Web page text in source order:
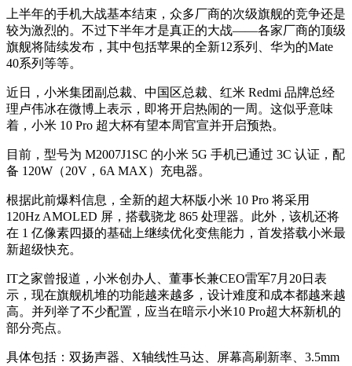
上半年的手机大战基本结束，众多厂商的次级旗舰的竞争还是
较为激烈的。不过下半年才是真正的大战——各家厂商的顶级
旗舰将陆续发布，其中包括苹果的全新12系列、华为的Mate
40系列等等。
近日，小米集团副总裁、中国区总裁、红米 Redmi 品牌总经
理卢伟冰在微博上表示，即将开启热闹的一周。这似乎意味
着，小米 10 Pro 超大杯有望本周官宣并开启预热。
目前，型号为 M2007J1SC 的小米 5G 手机已通过 3C 认证，配
备 120W（20V，6A MAX）充电器。
根据此前爆料信息，全新的超大杯版小米 10 Pro 将采用
120Hz AMOLED 屏，搭载骁龙 865 处理器。此外，该机还将
在 1 亿像素四摄的基础上继续优化变焦能力，首发搭载小米最
新超级快充。
IT之家曾报道，小米创办人、董事长兼CEO雷军7月20日表
示，现在旗舰机堆的功能越来越多，设计难度和成本都越来越
高。并列举了不少配置，应当在暗示小米10 Pro超大杯新机的
部分亮点。
具体包括：双扬声器、X轴线性马达、屏幕高刷新率、3.5mm